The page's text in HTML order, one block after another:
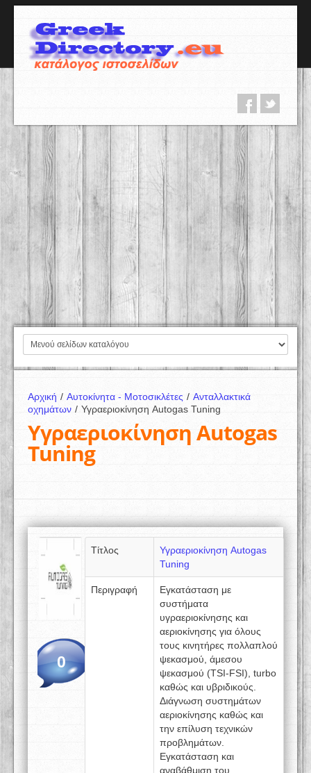
Αρχική / Αυτοκίνητα - Μοτοσικλέτες / Ανταλλακτικά
οχημάτων / Υγραεριοκίνηση Autogas Tuning
Υγραεριοκίνηση Autogas
Tuning
0
Τίτλος
Υγραεριοκίνηση Autogas
Tuning
Περιγραφή
Εγκατάσταση με
συστήματα
υγραεριοκίνησης και
αεριοκίνησης για όλους
τους κινητήρες πολλαπλού
ψεκασμού, άμεσου
ψεκασμού (TSI-FSI), turbo
καθώς και υβριδικούς.
Διάγνωση συστημάτων
αεριοκίνησης καθώς και
την επίλυση τεχνικών
προβλημάτων.
Eγκατάσταση και
αναβάθμιση του